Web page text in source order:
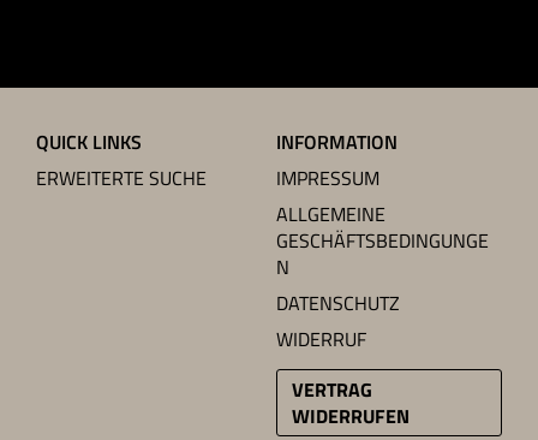
QUICK LINKS
ERWEITERTE SUCHE
INFORMATION
IMPRESSUM
ALLGEMEINE
GESCHÄFTSBEDINGUNGE
N
DATENSCHUTZ
WIDERRUF
VERTRAG
WIDERRUFEN